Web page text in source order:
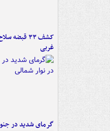
کشف ۳۳
غربی
گرمای شدید در